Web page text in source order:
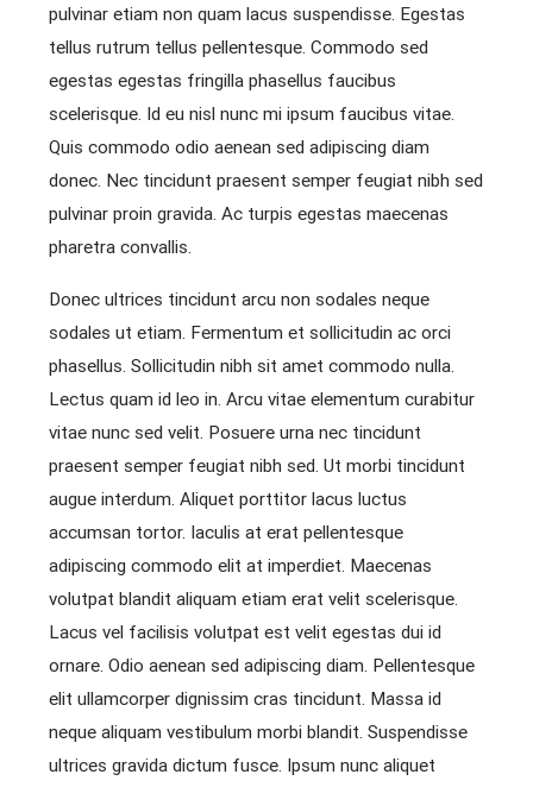
pulvinar etiam non quam lacus suspendisse. Egestas
tellus rutrum tellus pellentesque. Commodo sed
egestas egestas fringilla phasellus faucibus
scelerisque. Id eu nisl nunc mi ipsum faucibus vitae.
Quis commodo odio aenean sed adipiscing diam
donec. Nec tincidunt praesent semper feugiat nibh sed
pulvinar proin gravida. Ac turpis egestas maecenas
pharetra convallis.
Donec ultrices tincidunt arcu non sodales neque
sodales ut etiam. Fermentum et sollicitudin ac orci
phasellus. Sollicitudin nibh sit amet commodo nulla.
Lectus quam id leo in. Arcu vitae elementum curabitur
vitae nunc sed velit. Posuere urna nec tincidunt
praesent semper feugiat nibh sed. Ut morbi tincidunt
augue interdum. Aliquet porttitor lacus luctus
accumsan tortor. Iaculis at erat pellentesque
adipiscing commodo elit at imperdiet. Maecenas
volutpat blandit aliquam etiam erat velit scelerisque.
Lacus vel facilisis volutpat est velit egestas dui id
ornare. Odio aenean sed adipiscing diam. Pellentesque
elit ullamcorper dignissim cras tincidunt. Massa id
neque aliquam vestibulum morbi blandit. Suspendisse
ultrices gravida dictum fusce. Ipsum nunc aliquet